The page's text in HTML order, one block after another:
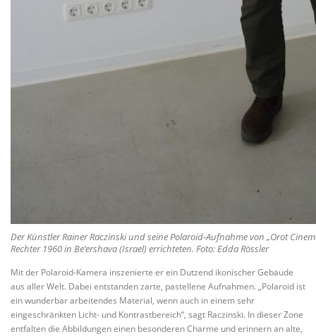
Der Künstler Rainer Raczinski und seine Polaroid-Aufnahme von „Orot
Rechter 1960 in Be‘ershava (Israel) errichteten. Foto: Edda Rössler
Mit der Polaroid-Kamera inszenierte er ein Dutzend ikonischer Gebäude
aus aller Welt. Dabei entstanden zarte, pastellene Aufnahmen. „Polaroid ist
ein wunderbar arbeitendes Material, wenn auch in einem sehr
eingeschränkten Licht- und Kontrastbereich“, sagt Raczinski. In dieser Zone
entfalten die Abbildungen einen besonderen Charme und erinnern an alte,